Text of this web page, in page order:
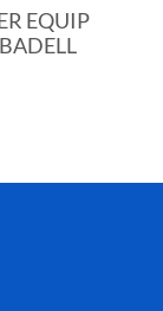
EQUIP